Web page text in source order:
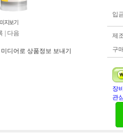
다음
디어로 상품정보 보내기
입
제
구
장
관